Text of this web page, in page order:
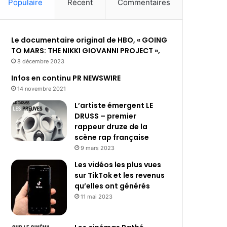
Populaire Récent Commentaires
Le documentaire original de HBO, « GOING
TO MARS: THE NIKKI GIOVANNI PROJECT »,
8 décembre 2023
Infos en continu PR NEWSWIRE
14 novembre 2021
L’artiste émergent LE
DRUSS – premier
rappeur druze de la
scène rap française
9 mars 2023
Les vidéos les plus vues
sur TikTok et les revenus
qu’elles ont générés
11 mai 2023